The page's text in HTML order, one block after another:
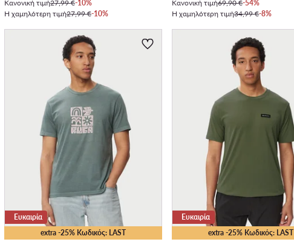
Κανονική τιμή27,99 €-10%
Η χαμηλότερη τιμή27,99 €-10%
Κανονική τιμή69,90 €-54%
Η χαμηλότερη τιμή34,99 €-8%
extra -25% Κωδικός: LAST
Ευκαιρία
extra -25% Κωδικός: LAST
Ευκαιρία